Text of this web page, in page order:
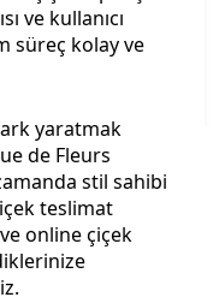
ve kullanıcı
süreç kolay ve
yaratmak
de Fleurs
stil sahibi
teslimat
online çiçek